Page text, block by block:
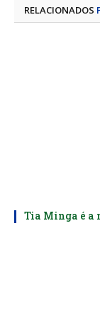
RELACIONADOS
Tia Minga é a